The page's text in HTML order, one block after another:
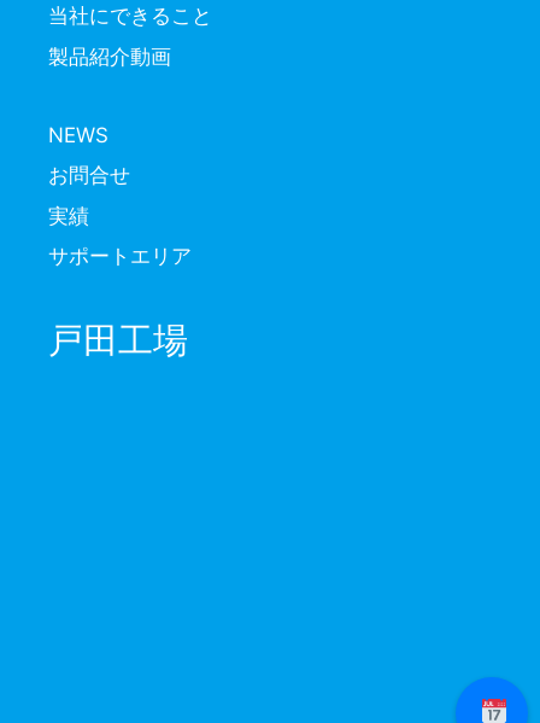
当社にできること
製品紹介動画
NEWS
お問合せ
実績
サポートエリア
戸田工場